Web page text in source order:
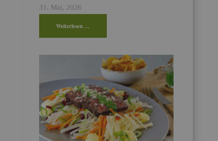
31. Mai, 2026
Wei­ter­le­sen …